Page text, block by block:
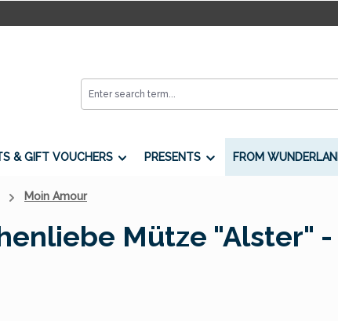
& GIFT VOUCHERS PRESENTS FROM
Moin Amour
Mütze "Alster"